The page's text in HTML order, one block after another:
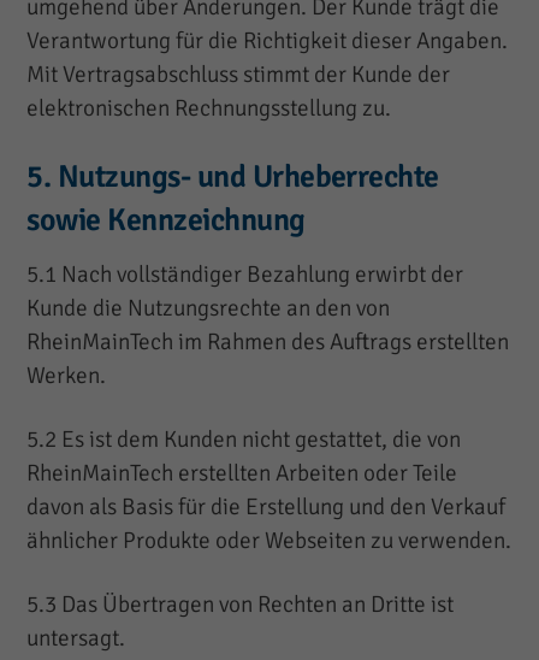
umgehend über Änderungen. Der Kunde trägt die
Verantwortung für die Richtigkeit dieser Angaben.
Mit Vertragsabschluss stimmt der Kunde der
elektronischen Rechnungsstellung zu.
5. Nutzungs- und Urheberrechte
sowie Kennzeichnung
5.1 Nach vollständiger Bezahlung erwirbt der
Kunde die Nutzungsrechte an den von
RheinMainTech im Rahmen des Auftrags erstellten
Werken.
5.2 Es ist dem Kunden nicht gestattet, die von
RheinMainTech erstellten Arbeiten oder Teile
davon als Basis für die Erstellung und den Verkauf
ähnlicher Produkte oder Webseiten zu verwenden.
5.3 Das Übertragen von Rechten an Dritte ist
untersagt.